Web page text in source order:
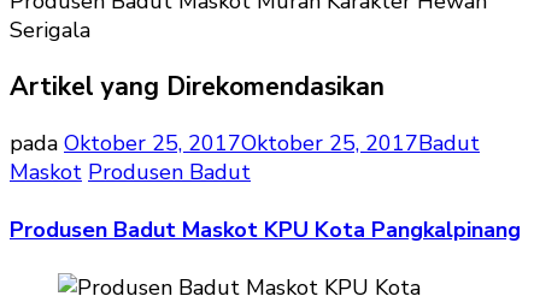
Serigala
Artikel yang Direkomendasikan
pada Oktober 25, 2017Oktober 25, 2017Badut
Maskot Produsen Badut
Produsen Badut Maskot KPU Kota Pangkalpinang